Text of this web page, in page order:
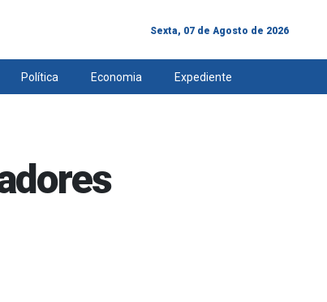
Sexta, 07 de Agosto de 2026
Política Economia Expediente